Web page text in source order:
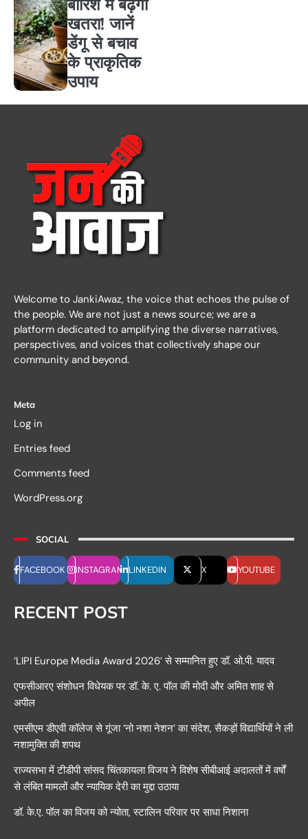
बारिश में बढ़ेगा
खतरा! जानें
डेंगू से बचाव
के प्राकृतिक
उपाय
Welcome to JankiAwaz, the voice that echoes the pulse of
the people. We are not just a news source; we are a
platform dedicated to amplifying the diverse narratives,
perspectives, and voices that collectively shape our
community and beyond.
Meta
Log in
Entries feed
Comments feed
WordPress.org
SOCIAL
FACEBOOK INSTAGRAM LINKEDIN X YOUTUBE
RECENT POST
‘LIPI Europe Media Award 2026’ से सम्मानित हुए डॉ. ओ.पी. यादव
एफसीआरए संशोधन विधेयक पर डॉ. के. ए. पॉल की मोदी और अमित शाह से
अपील
एमसीएम डीएवी कॉलेज से गूंजा ‘नो नशा नेशन’ का संदेश, सैकड़ों विद्यार्थियों ने ली
नशामुक्ति की शपथ
राज्यसभा में टीडीपी सांसद चिंतकायला विजय ने विशेष सीबीआई अदालतों में वर्षों
से लंबित मामलों और न्यायिक देरी का मुद्दा उठाया
डॉ. के.ए. पॉल का विजय को न्योता, स्टालिन परिवार पर साधा निशाना